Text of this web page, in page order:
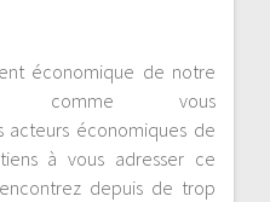
économique de notre
comme vous
acteurs économiques de
à vous adresser ce
depuis de trop